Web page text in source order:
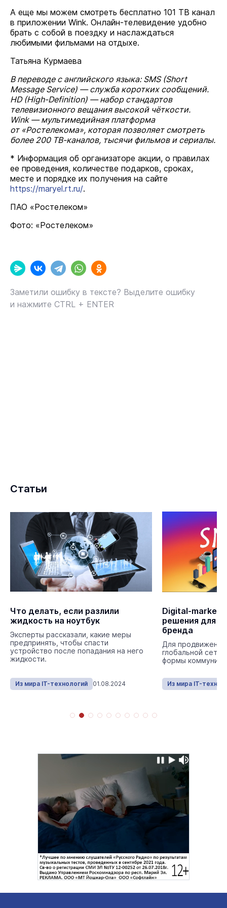
А еще мы можем смотреть бесплатно 101 ТВ канал
в приложении Wink. Онлайн-телевидение удобно
брать с собой в поездку и наслаждаться
любимыми фильмами на отдыхе.
Татьяна Курмаева
В переводе с английского языка: SMS (Short
Message Service) — служба коротких сообщений.
HD (High-Definition) — набор стандартов
телевизионного вещания высокой чёткости.
Wink — мультимедийная платформа
от «Ростелекома», которая позволяет смотреть
более 200 ТВ-каналов, тысячи фильмов и сериалы.
* Информация об организаторе акции, о правилах
ее проведения, количестве подарков, сроках,
месте и порядке их получения на сайте
https://maryel.rt.ru/.
ПАО «Ростелеком»
Фото: «Ростелеком»
Заметили ошибку в тексте? Выделите ошибку
и нажмите CTRL + ENTER
Статьи
Что делать, если разлили
жидкость на ноутбук
Эксперты рассказали, какие меры
предпринять, чтобы спасти
устройство после попадания на него
жидкости.
Из мира IT-технологий 01.08.2024
Digital-
решения для
бренда
Для
глобальной сети
формы
Из мира IT-